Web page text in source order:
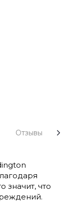
Отзывы
значит, что